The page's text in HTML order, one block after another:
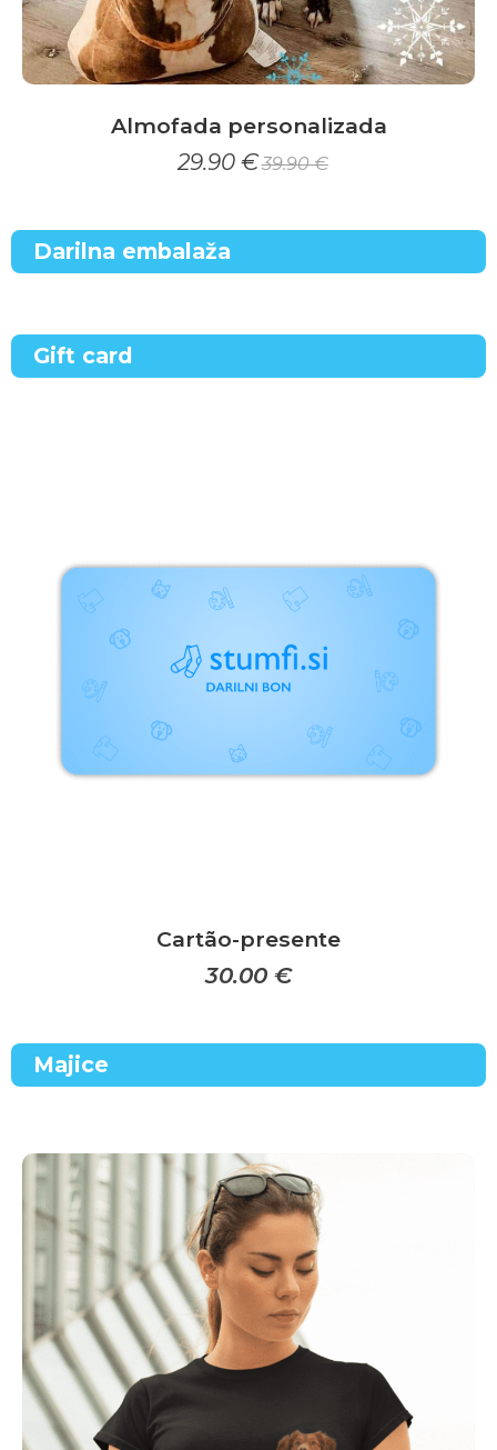
m
o
a
Almofada personalizada
29.90 €39.90€
Darilna embalaža
Gift card
Cartão-presente
30.00 €
Majice